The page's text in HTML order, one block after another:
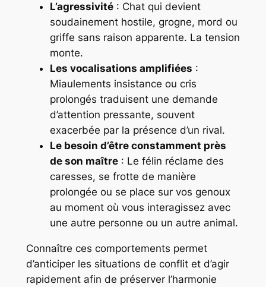
L’agressivité: Chat qui devient
soudainement hostile, grogne, mord ou
griffe sans raison apparente. La tension
monte.
Les vocalisations amplifiées :
Miaulements insistance ou cris
prolongés traduisent une demande
d’attention pressante, souvent
exacerbée par la présence d’un rival.
Le besoin d’être constamment près
de son maître: Le félin réclame des
caresses, se frotte de manière
prolongée ou se place sur vos genoux
au moment où vous interagissez avec
une autre personne ou un autre animal.
Connaître ces comportements permet
d’anticiper les situations de conflit et d’agir
rapidement afin de préserver l’harmonie